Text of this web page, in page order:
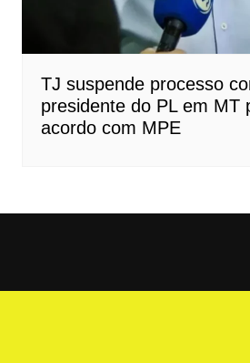
TJ suspende processo
presidente do PL em MT
acordo com MPE